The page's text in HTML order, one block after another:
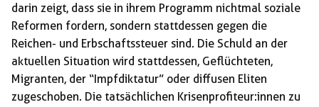
darin zeigt, dass sie in ihrem Programm nichtmal soziale
Reformen fordern, sondern stattdessen gegen die
Reichen- und Erbschaftssteuer sind. Die Schuld an der
aktuellen Situation wird stattdessen, Geflüchteten,
Migranten, der “Impfdiktatur” oder diffusen Eliten
zugeschoben. Die tatsächlichen Krisenprofiteur:innen zu